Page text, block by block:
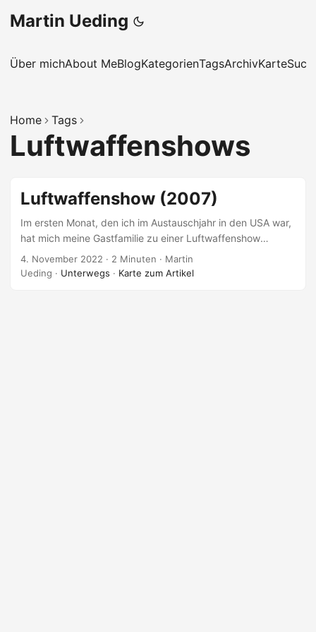
Martin Ueding
Über michAbout MeBlogKategorienTagsArchivKarte
Home Tags
Luftwaffenshows
Luftwaffenshow (2007)
Im ersten Monat, den ich im Austauschjahr in den USA war,
hat mich meine Gastfamilie zu einer Luftwaffenshow
mitgenommen. Auf dem Hinweg war ich schon ganz
fasziniert von den riesigen Pick-Up-Trucks. Den hier hatte
4. November 2022 · 2 Minuten · Martin
Ueding · Unterwegs · Karte zum Artikel